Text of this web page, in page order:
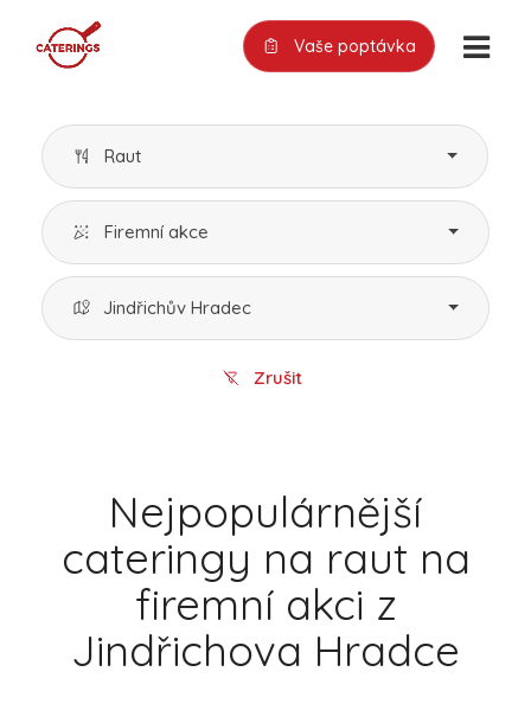
Vaše poptávka
Raut
Firemní akce
Jindřichův Hradec
Zrušit
Nejpopulárnější
cateringy na raut na
firemní akci z
Jindřichova Hradce